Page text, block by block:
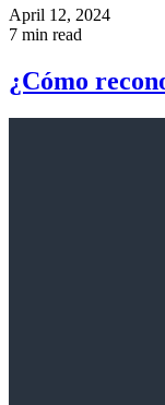
April 12, 2024
7 min read
¿Cómo